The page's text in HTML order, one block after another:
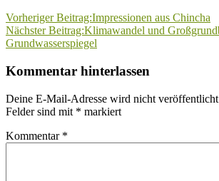
Vorheriger Beitrag:Impressionen aus Chincha
Nächster Beitrag:Klimawandel und
Grundwasserspiegel
Kommentar hinterlassen
Deine E-Mail-Adresse wird nicht
Felder sind mit * markiert
Kommentar *